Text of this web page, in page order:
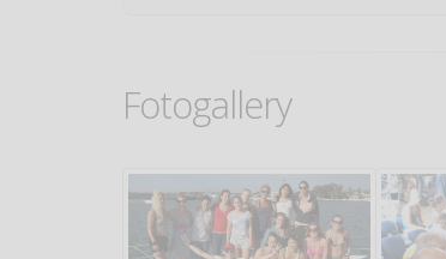
Fotogallery